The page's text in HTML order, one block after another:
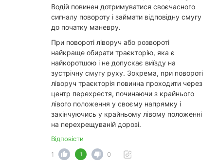
Водій повинен дотримуватися своєчасного
сигналу повороту і займати відповідну смугу
до початку маневру.
При повороті ліворуч або розвороті
найкраще обирати траєкторію, яка є
найкоротшою і не допускає виїзду на
зустрічну смугу руху. Зокрема, при повороті
ліворуч траєкторія повинна проходити через
центр перехрестя, починаючи з крайнього
лівого положення у своєму напрямку і
закінчуючись у крайньому лівому положенні
на перехрещуваній дорозі.
Відповісти
1
1 0